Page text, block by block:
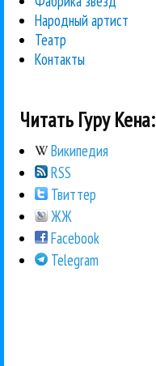
Народный артист
Театр
Контакты
Читать Гуру Кена:
Википедия
RSS
Твиттер
ЖЖ
Facebook
Telegram